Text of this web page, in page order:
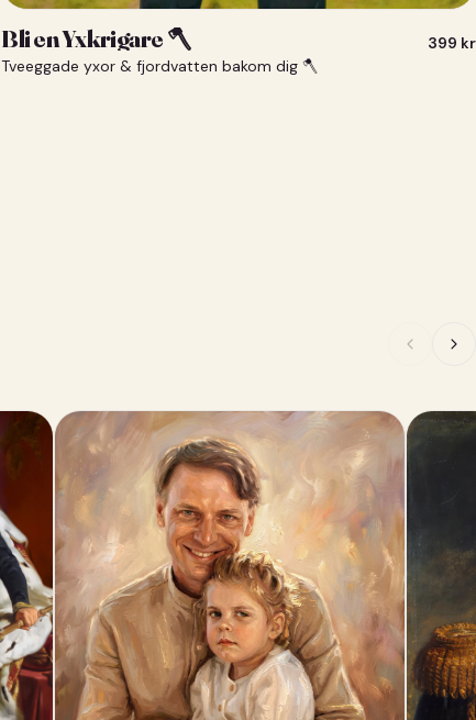
Bli en Yxkrigare 🪓
Tveeggade yxor & fjordvatten bakom dig 🪓
399 kr